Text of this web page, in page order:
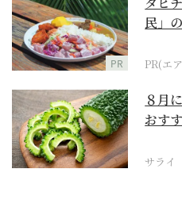
PR
民」
PR(エ
８月
おす
サライ